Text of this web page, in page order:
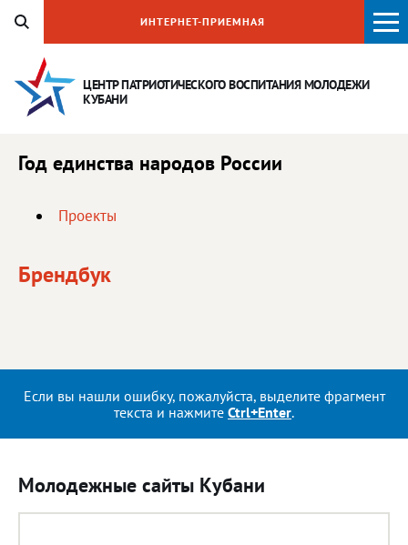
ЦЕНТР ПАТРИОТИЧЕСКОГО ВОСПИТАНИЯМОЛОДЕЖИ
КУБАНИ
ИНТЕРНЕТ-ПРИЕМНАЯ
Год единства народов России
Проекты
Брендбук
Если вы нашли ошибку, пожалуйста, выделите фрагмент
текста и нажмите Ctrl+Enter.
Молодежные сайты Кубани